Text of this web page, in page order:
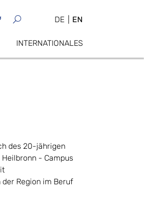
DE EN
INTERNATIONALES
des 20-jährigen
- Campus
Region im Beruf